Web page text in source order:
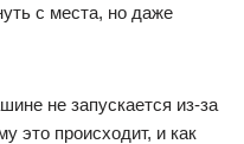
с места, но даже
не запускается из-за
это происходит, и как